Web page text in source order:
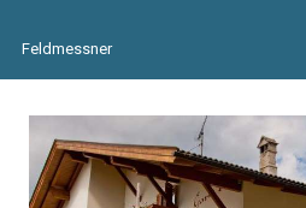
Feldmessner